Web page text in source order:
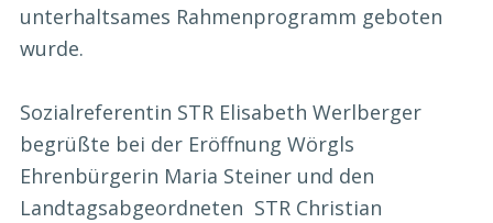
unterhaltsames Rahmenprogramm geboten
wurde.
Sozialreferentin STR Elisabeth Werlberger
begrüßte bei der Eröffnung Wörgls
Ehrenbürgerin Maria Steiner und den
Landtagsabgeordneten STR Christian